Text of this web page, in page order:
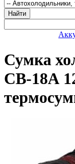
Найти
Сумка
CВ-18А